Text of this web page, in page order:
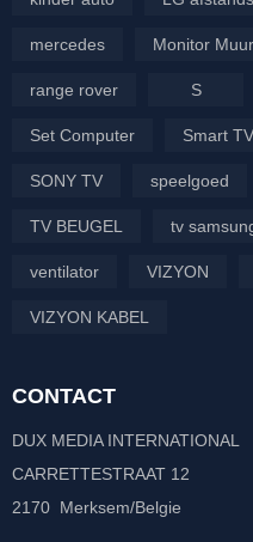
mercedes Monitor
range rover S
Set Computer Smart TV
SONY TV speelgoed
TV BEUGEL tv
ventilator VIZYON
VIZYON KABEL
CONTACT
DUX MEDIA INTERNATIONAL
CARRETTESTRAAT 12
2170 Merksem/Belgie